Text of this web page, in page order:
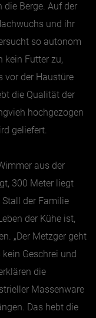
Berge. Auf der
und ihr
so autonom
kein Futter zu,
vor der Haustüre
die Qualität der
hochgezogen
geliefert.
aus der
300 Meter liegt
der Familie
der Kühe ist,
„Der Metzger geht
Geschrei und
die
Massenware
Das hebt die